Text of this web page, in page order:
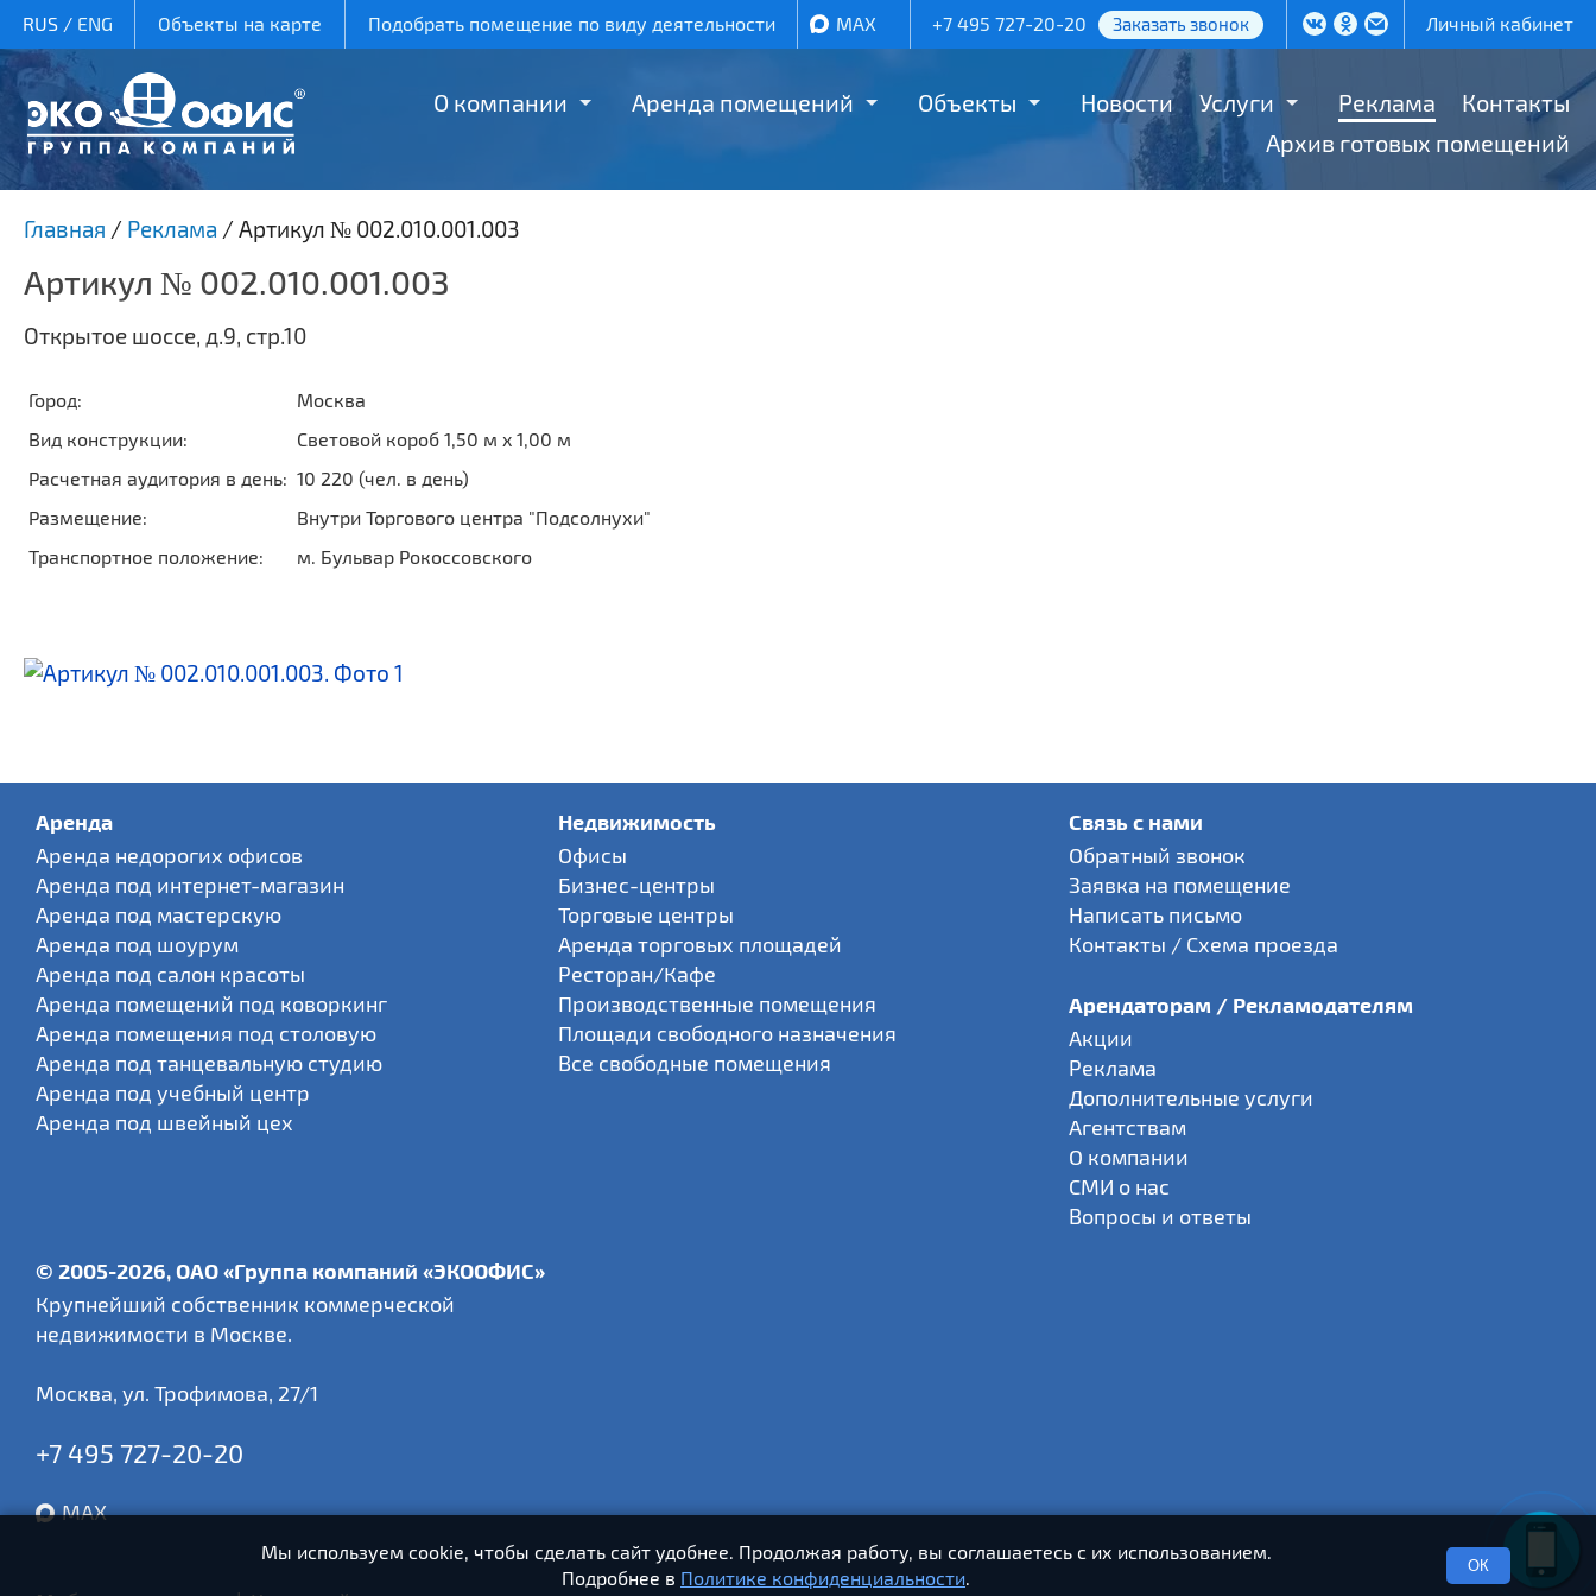
RUS/ ENG Объекты на карте Подобрать помещение по виду деятельности MAX +7 495 727-20-20 Заказать звонок Личный кабинет
О компании Аренда помещений Объекты Новости Услуги Реклама
Контакты
Архив готовых помещений
Главная / Реклама / Артикул № 002.010.001.003
Артикул № 002.010.001.003
Открытое шоссе, д.9, стр.10
Город:
Москва
Вид конструкции:
Световой короб 1,50 м x 1,00 м
Расчетная аудитория в день: 10 220 (чел. в день)
Размещение:
Внутри Торгового центра "Подсолнухи"
Транспортное положение:
м. Бульвар Рокоссовского
Аренда
Аренда недорогих офисов
Аренда под интернет-магазин
Аренда под мастерскую
Аренда под шоурум
Аренда под салон красоты
Аренда помещений под коворкинг
Аренда помещения под столовую
Аренда под танцевальную студию
Аренда под учебный центр
Аренда под швейный цех
Недвижимость
Офисы
Бизнес-центры
Торговые центры
Аренда торговых площадей
Ресторан/Кафе
Производственные помещения
Площади свободного назначения
Все свободные помещения
Связь с нами
Обратный звонок
Заявка на помещение
Написать письмо
Контакты / Схема проезда
Арендаторам / Рекламодателям
Акции
Реклама
Дополнительные услуги
Агентствам
О компании
СМИ о нас
Вопросы и ответы
© 2005-2026, ОАО «Группа компаний «ЭКООФИС»
Крупнейший собственник коммерческой
недвижимости в Москве.
Москва, ул. Трофимова, 27/1
+7 495 727-20-20
MAX
Мы используем cookie, чтобы сделать сайт удобнее. Продолжая работу, вы соглашаетесь с их использованием.
Подробнее в Политике конфиденциальности.
ОК